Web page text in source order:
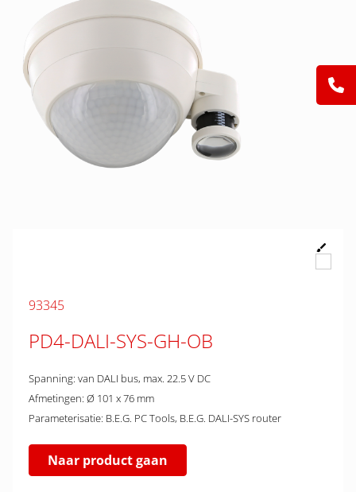
93345
PD4-DALI-SYS-GH-OB
Spanning: van DALI bus, max. 22.5 V DC
Afmetingen: Ø 101 x 76 mm
Parameterisatie: B.E.G. PC Tools, B.E.G. DALI-SYS router
Naar product gaan